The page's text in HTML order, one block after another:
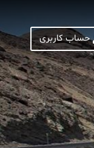
حساب کاربری